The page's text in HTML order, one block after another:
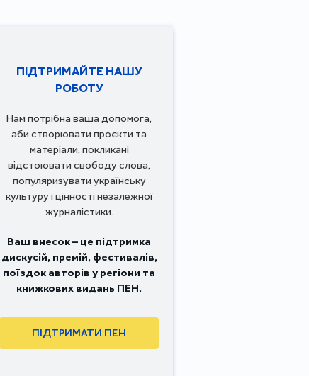
ПІДТРИМАЙТЕ НАШУ
РОБОТУ
Нам потрібна ваша допомога,
аби створювати проєкти та
матеріали, покликані
відстоювати свободу слова,
популяризувати українську
культуру і цінності незалежної
журналістики.
Ваш внесок – це підтримка
дискусій, премій, фестивалів,
поїздок авторів у регіони та
книжкових видань ПЕН.
ПІДТРИМАТИ ПЕН